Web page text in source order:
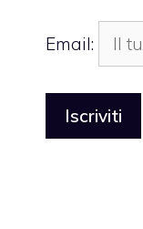
Email: